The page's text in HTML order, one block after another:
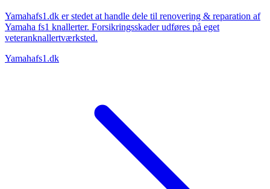
Yamahafs1.dk er stedet at handle dele til renovering & reparation af
Yamaha fs1 knallerter. Forsikringsskader udføres på eget
veteranknallertværksted.
Yamahafs1.dk